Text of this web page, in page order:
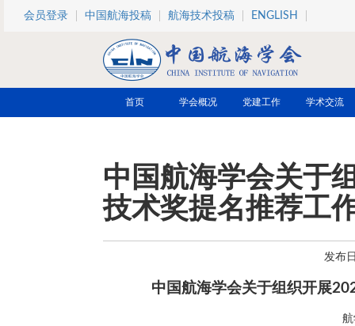
跳转到主要内容
会员登录 中国航海投稿 航海技术投稿 ENGLISH
首页 学会概况 党建工作 学术交流
中国航海学会关于
技术奖提名推荐工
发布
中国航海学会关于组织开展